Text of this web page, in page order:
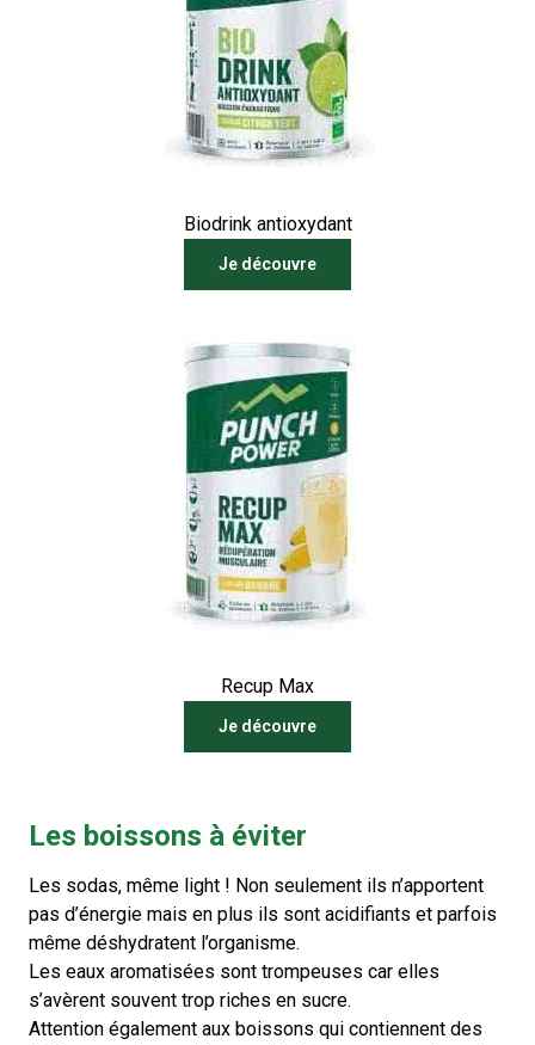
Biodrink antioxydant
Je découvre
Recup Max
Je découvre
Les boissons à éviter
Les sodas, même light ! Non seulement ils n’apportent
pas d’énergie mais en plus ils sont acidifiants et parfois
même déshydratent l’organisme.
Les eaux aromatisées sont trompeuses car elles
s’avèrent souvent trop riches en sucre.
Attention également aux boissons qui contiennent des